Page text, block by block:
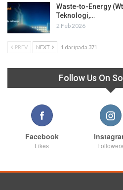
Waste-to-Energy
Teknologi,…
2 Feb 2026
PREV NEXT 1 daripada 371
Follow Us On
Facebook
Likes Followers